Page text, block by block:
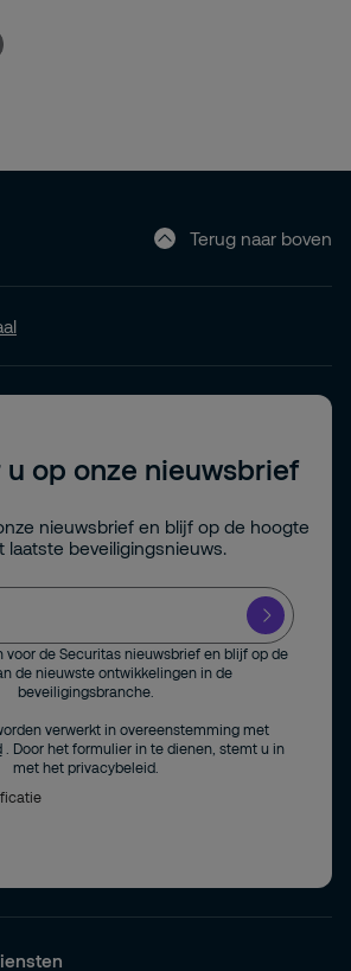
Terug naar boven
op onze nieuwsbrief
nieuwsbrief en blijf op de hoogte
laatste beveiligingsnieuws.
voor de Securitas nieuwsbrief en blijf op de
de nieuwste ontwikkelingen in de
beveiligingsbranche.
verwerkt in overeenstemming met
. Door het formulier in te dienen, stemt u in
met het privacybeleid.